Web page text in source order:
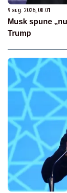
9 aug. 2026, 08:01
Musk spune
Trump